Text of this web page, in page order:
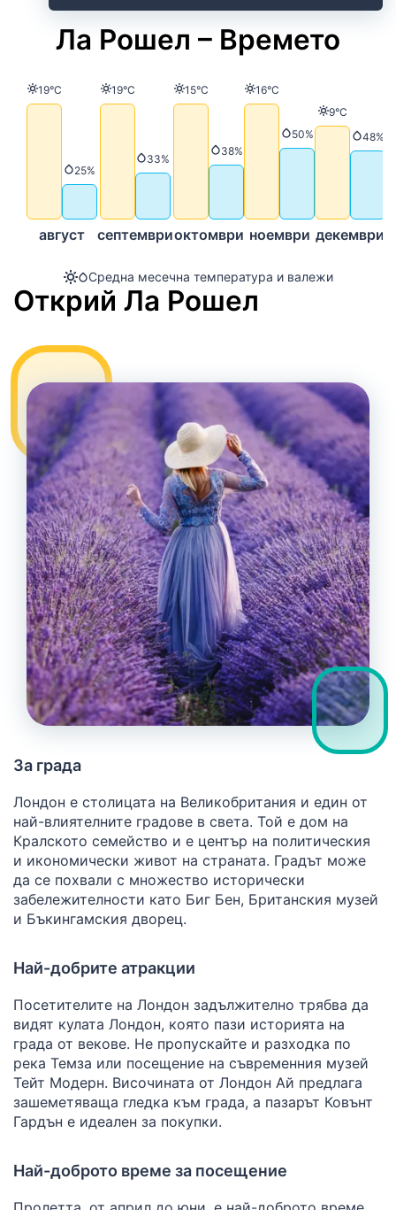
Ла Рошел – Времето
Средна месечна температура и валежи
август
Температура
19°C
Валежи
25%
септември
Температура
19°C
Валежи
33%
октомври
Температура
15°C
Валежи
38%
ноември
Температура
16°C
Валежи
50%
декември
9°C
48%
Открий Ла Рошел
За града
Лондон е столицата на Великобритания и един от
най-влиятелните градове в света. Той е дом на
Кралското семейство и е център на политическия
и икономически живот на страната. Градът може
да се похвали с множество исторически
забележителности като Биг Бен, Британския музей
и Бъкингамския дворец.
Най-добрите атракции
Посетителите на Лондон задължително трябва да
видят кулата Лондон, която пази историята на
града от векове. Не пропускайте и разходка по
река Темза или посещение на съвременния музей
Тейт Модерн. Височината от Лондон Ай предлага
зашеметяваща гледка към града, а пазарът Ковънт
Гардън е идеален за покупки.
Най-доброто време за посещение